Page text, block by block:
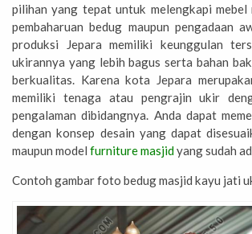
pilihan yang tepat untuk melengkapi mebel
pembaharuan bedug maupun pengadaan
produksi Jepara memiliki keunggulan
ukirannya yang lebih bagus serta bahan
berkualitas. Karena kota Jepara
memiliki tenaga atau pengrajin ukir
pengalaman dibidangnya. Anda dapat
dengan konsep desain yang dapat
maupun model furniture masjidyang sudah
Contoh gambar foto bedug masjid kayu jati